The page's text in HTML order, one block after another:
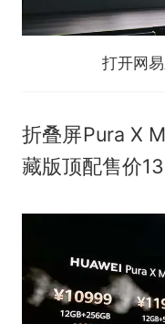
打开网
折叠屏Pura X
藏版顶配售价